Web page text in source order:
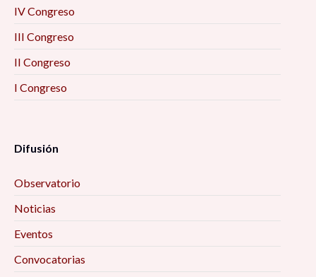
IV Congreso
III Congreso
II Congreso
I Congreso
Difusión
Observatorio
Noticias
Eventos
Convocatorias